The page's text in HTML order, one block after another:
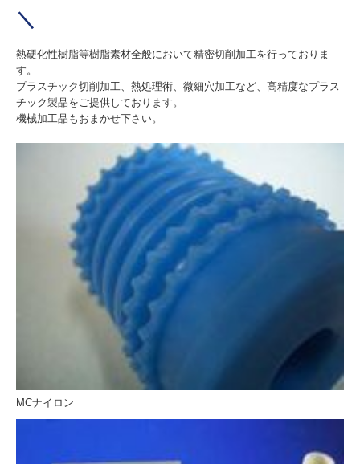
＼
熱硬化性樹脂等樹脂素材全般において精密切削加工を行っておりま
す。
プラスチック切削加工、熱処理術、微細穴加工など、高精度なプラス
チック製品をご提供しております。
機械加工品もおまかせ下さい。
MCナイロン